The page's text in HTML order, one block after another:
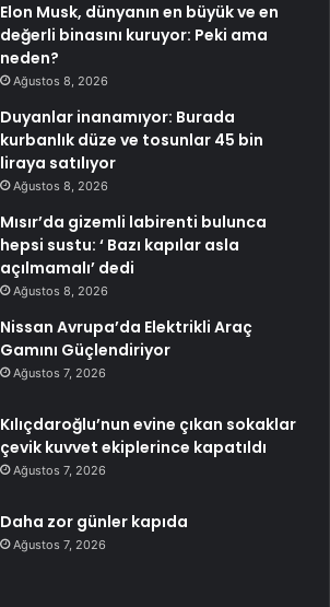
Elon Musk, dünyanın en büyük ve en
değerli binasını kuruyor: Peki ama
neden?
Ağustos 8, 2026
Duyanlar inanamıyor: Burada
kurbanlık düze ve tosunlar 45 bin
liraya satılıyor
Ağustos 8, 2026
Mısır’da gizemli labirenti bulunca
hepsi sustu: ‘ Bazı kapılar asla
açılmamalı’ dedi
Ağustos 8, 2026
Nissan Avrupa’da Elektrikli Araç
Gamını Güçlendiriyor
Ağustos 7, 2026
Kılıçdaroğlu’nun evine çıkan sokaklar
çevik kuvvet ekiplerince kapatıldı
Ağustos 7, 2026
Daha zor günler kapıda
Ağustos 7, 2026